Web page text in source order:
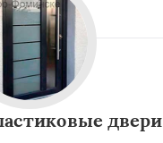
двери